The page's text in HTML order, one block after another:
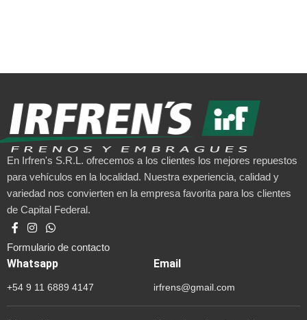
En Irfren's S.R.L. ofrecemos a los clientes los mejores repuestos
para vehículos en la localidad. Nuestra experiencia, calidad y
variedad nos convierten en la empresa favorita para los clientes
de Capital Federal.
Formulario de contacto
Whatsapp
+54 9 11 6889 4147
Email
irfrens@gmail.com